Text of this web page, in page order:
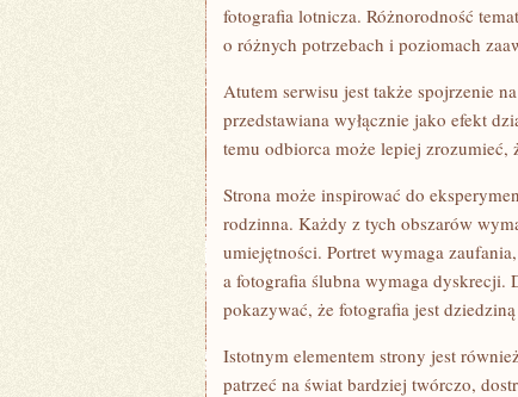
fotografia lotnicza. Różnorodność
o różnych potrzebach i poziomach
Atutem serwisu jest także spojrzenie
przedstawiana wyłącznie jako efekt
temu odbiorca może lepiej zrozumieć,
Strona może inspirować do
rodzinna. Każdy z tych obszarów
umiejętności. Portret wymaga
a fotografia ślubna wymaga
pokazywać, że fotografia jest
Istotnym elementem strony jest
patrzeć na świat bardziej twórczo,